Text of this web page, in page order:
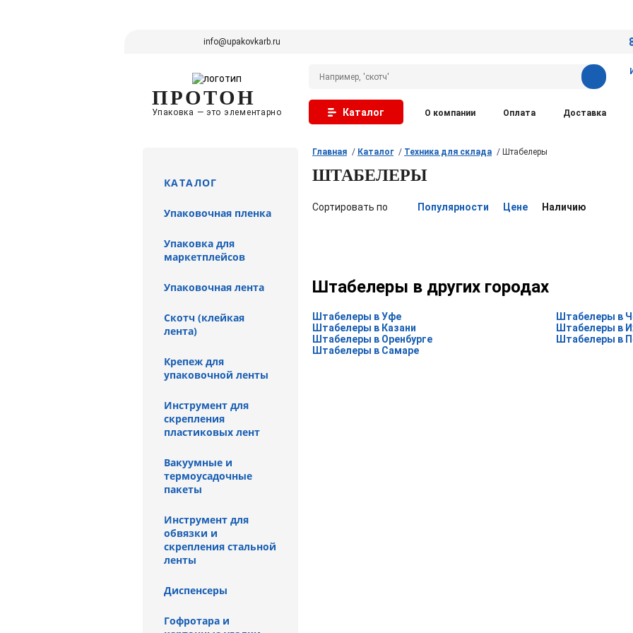
info@upakovkarb.ru
ПРОТОН
Упаковка — это элементарно Каталог О компании Оплата Доставка
КАТАЛОГ
Упаковочная пленка
Упаковка для
маркетплейсов
Упаковочная лента
Скотч (клейкая
лента)
Крепеж для
упаковочной ленты
Инструмент для
скрепления
пластиковых лент
Вакуумные и
термоусадочные
пакеты
Инструмент для
обвязки и
скрепления стальной
ленты
Диспенсеры
Гофротара и
Главная Каталог Техника для склада Штабелеры
ШТАБЕЛЕРЫ
Сортировать по Популярности Цене Наличию
Штабелеры в других городах
Штабелеры в Уфе
Штабелеры в
Штабелеры в Казани
Штабелеры в
Штабелеры в Оренбурге
Штабелеры в
Штабелеры в Самаре